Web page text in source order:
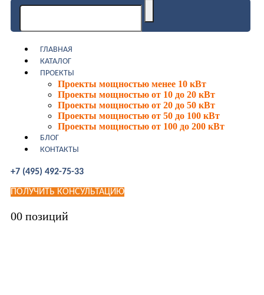
ГЛАВНАЯ
КАТАЛОГ
ПРОЕКТЫ
Проекты мощностью менее 10 кВт
Проекты мощностью от 10 до 20 кВт
Проекты мощностью от 20 до 50 кВт
Проекты мощностью от 50 до 100 кВт
Проекты мощностью от 100 до 200 кВт
БЛОГ
КОНТАКТЫ
+7 (495) 492-75-33
ПОЛУЧИТЬ КОНСУЛЬТАЦИЮ
00 позиций